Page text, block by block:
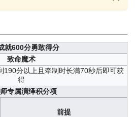
就600分勇敢得分
致命魔术
190分以上且牵制时长满70秒后即可获
得
专属演绎积分项
前提